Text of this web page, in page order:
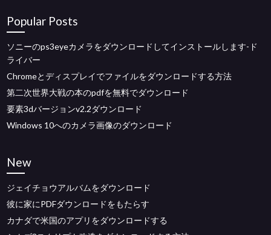
Popular Posts
ソニーのps3eyeカメラをダウンロードしてインストールします-ド
ライバー
Chromeとディスプレイでファイルをダウンロードする方法
第二次世界大戦の本のpdfを無料でダウンロード
要素3dバージョンv2.2ダウンロード
Windows 10へのカメラ画像のダウンロード
New
ジェイチョウアルバムをダウンロード
彼に家にPDFダウンロードをもたらす
カナダで米国のアプリをダウンロードする